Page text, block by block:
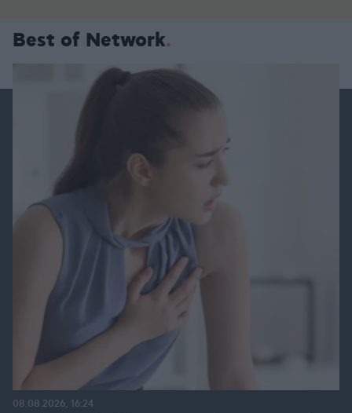
Best of Network
08.08.2026, 16:24